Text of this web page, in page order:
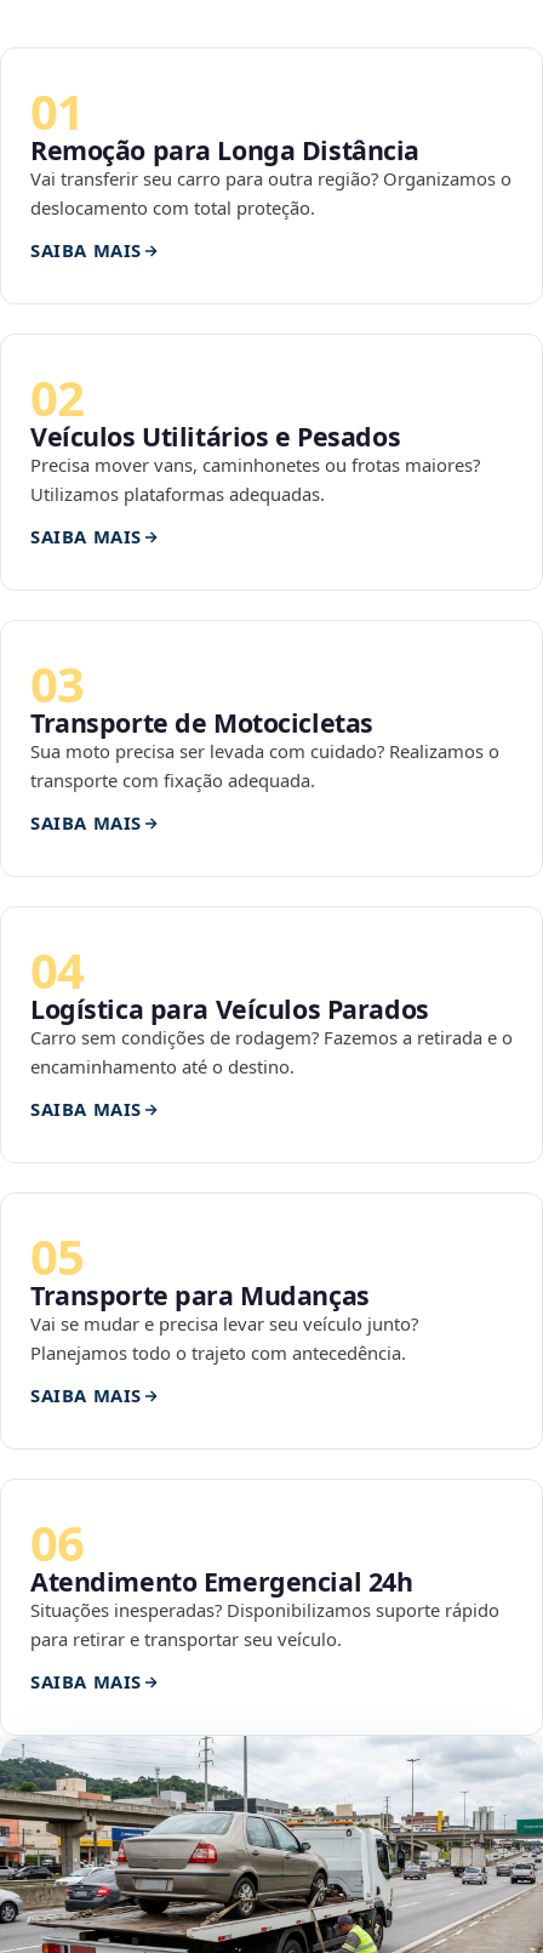
01
Remoção para Longa Distância
Vai transferir seu carro para outra região? Organizamos o
deslocamento com total proteção.
SAIBA MAIS
02
Veículos Utilitários e Pesados
Precisa mover vans, caminhonetes ou frotas maiores?
Utilizamos plataformas adequadas.
SAIBA MAIS
03
Transporte de Motocicletas
Sua moto precisa ser levada com cuidado? Realizamos o
transporte com fixação adequada.
SAIBA MAIS
04
Logística para Veículos Parados
Carro sem condições de rodagem? Fazemos a retirada e o
encaminhamento até o destino.
SAIBA MAIS
05
Transporte para Mudanças
Vai se mudar e precisa levar seu veículo junto?
Planejamos todo o trajeto com antecedência.
SAIBA MAIS
06
Atendimento Emergencial 24h
Situações inesperadas? Disponibilizamos suporte rápido
para retirar e transportar seu veículo.
SAIBA MAIS